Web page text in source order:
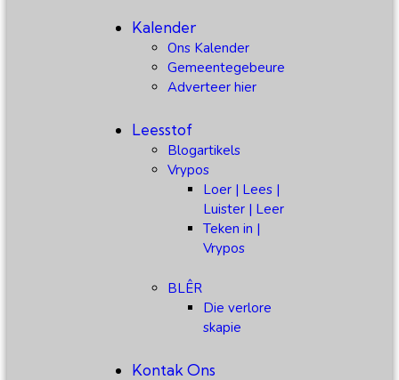
Kalender
Ons Kalender
Gemeentegebeure
Adverteer hier
Leesstof
Blogartikels
Vrypos
Loer | Lees |
Luister | Leer
Teken in |
Vrypos
BLÊR
Die verlore
skapie
Kontak Ons